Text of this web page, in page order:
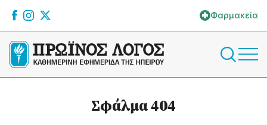
Φαρμακεία
Σφάλμα 404